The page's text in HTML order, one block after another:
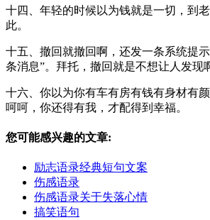
十四、年轻的时候以为钱就是一切，到
此。
十五、撤回就撤回啊，还发一条系统提
条消息”。拜托，撤回就是不想让人发现
十六、你以为你有车有房有钱有身材有
呵呵，你还得有我，才配得到幸福。
您可能感兴趣的文章:
励志语录经典短句文案
伤感语录
伤感语录关于失落心情
搞笑语句